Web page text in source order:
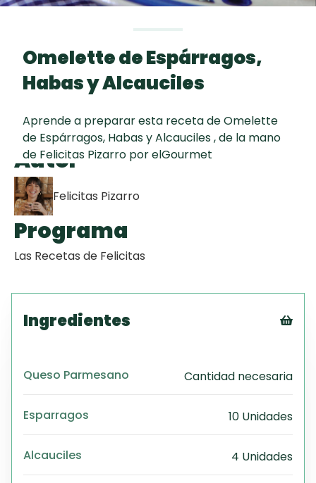
Galletas con
Chispas de
Tiramisú
Omelette de Espárragos,
Habas y Alcauciles
Aprende a preparar esta receta de Omelette
de Espárragos, Habas y Alcauciles , de la mano
de Felicitas Pizarro por elGourmet
Autor
Felicitas Pizarro
Programa
Las Recetas de Felicitas
Ingredientes
Queso Parmesano Cantidad necesaria
Esparragos 10 Unidades
Alcauciles 4 Unidades